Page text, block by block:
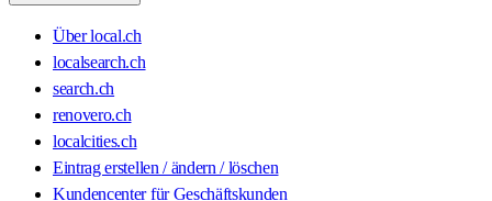
Über local.ch
localsearch.ch
search.ch
renovero.ch
localcities.ch
Eintrag erstellen / ändern / löschen
Kundencenter für Geschäftskunden